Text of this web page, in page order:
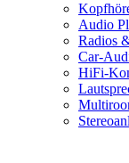
Audio
Radios
Car-
HiFi-